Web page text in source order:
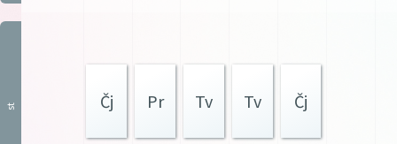
st Čj Pr Tv Tv Čj